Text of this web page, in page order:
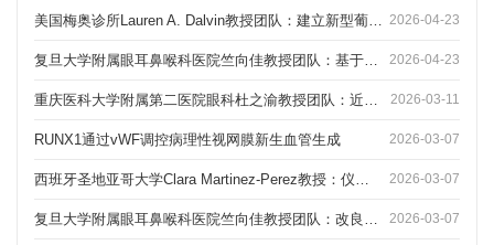
2026-04-23
2026-04-23
2026-03-11
RUNX1通过vWF调控病理性视网膜新生血管生成 2026-03-07
2026-03-07
2026-03-07